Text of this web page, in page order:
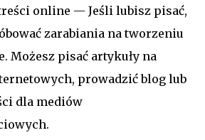
online — Jeśli lubisz pisać,
zarabiania na tworzeniu
Możesz pisać artykuły na
prowadzić blog lub
dla mediów